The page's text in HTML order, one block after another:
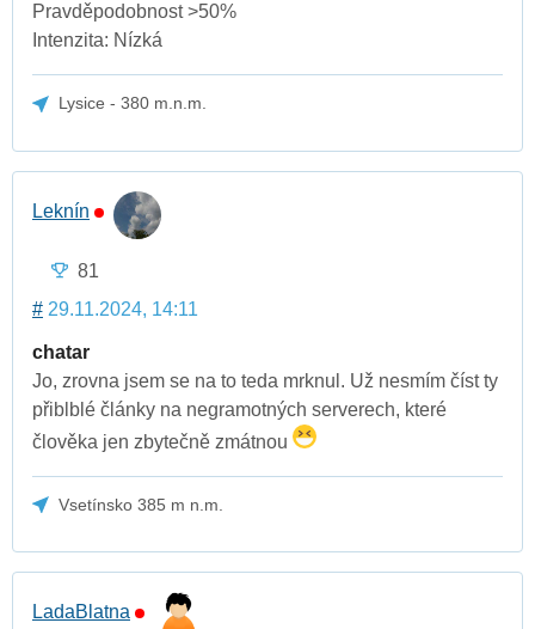
Pravděpodobnost >50%
Intenzita: Nízká
Lysice - 380 m.n.m.
Leknín
81
# 29.11.2024, 14:11
chatar
Jo, zrovna jsem se na to teda mrknul. Už nesmím číst ty
přiblblé články na negramotných serverech, které
člověka jen zbytečně zmátnou
Vsetínsko 385 m n.m.
LadaBlatna